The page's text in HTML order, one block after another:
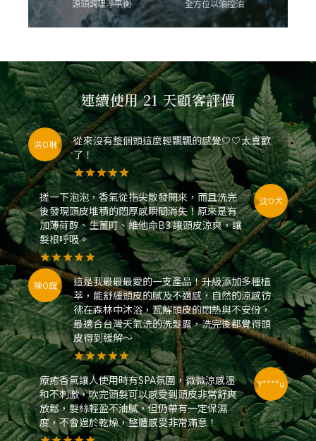
源頭調理淨平衡 全方位以油控油
連續使用 21 天顧客評價
洪O琳
從來沒有整個頭這麼輕飄飄的感覺🤍🤍太喜歡
了！
沈O犬
搓一下泡泡，香氣從指尖散發開來，而且洗完
後發現頭皮堆積的悶厚感瞬間消失！原來是有
加薄荷醇、生薑町、維他命B3 讓頭皮涼爽，讓
髮根呼吸。
陳O誼
這是我最最最愛的一支產品！升級添加多種植
萃，能舒緩頭皮的膩及不適感，自然的涼感彷
彿在森林中沐浴，瓦解頭皮的悶熱與不安份，
最適合台灣天氣洗的洗髮露，洗完後都覺得頭
皮得到緩解～
Y****u
療癒香氣讓人使用時有SPA氛圍，微微涼感溫
和不刺激，吹完頭髮可以感受到頭皮非常舒爽
放鬆，髮絲輕盈不油膩，但仍帶有一定保濕
度，不會過於乾燥，整體感受非常滿意！